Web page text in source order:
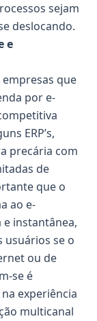
sejam
deslocando.
e
que
por e-
ERP’s,
precária com
de
que o
ao e-
instantânea,
usuários se o
ou de
se é
experiência
multicanal